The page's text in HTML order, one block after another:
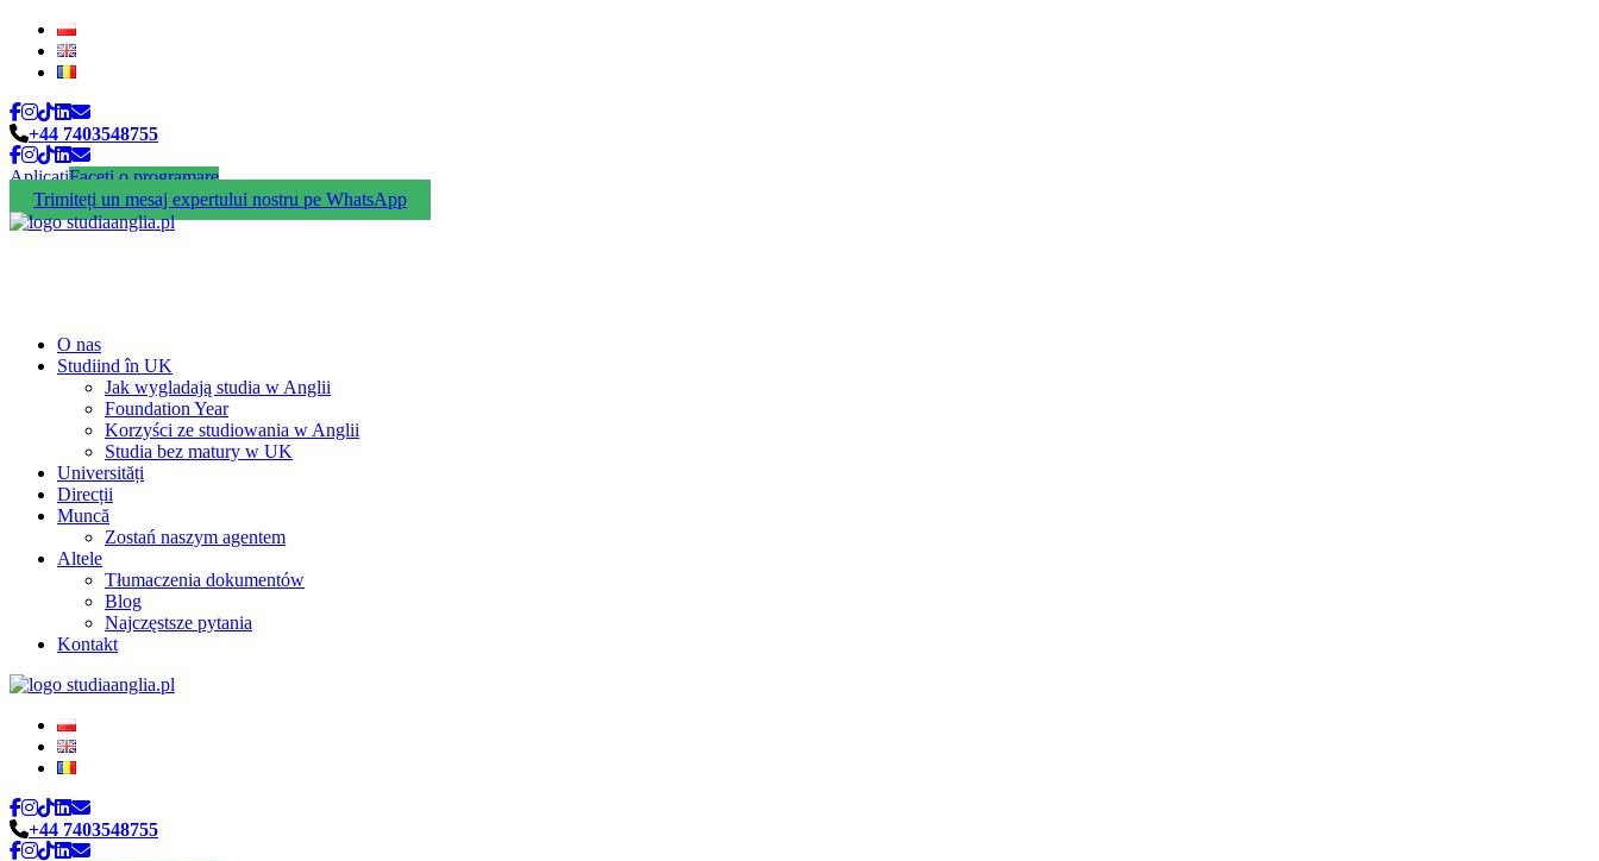
+44 7403548755
AplicațiFaceți o programare
Trimiteți un mesaj expertului nostru pe WhatsApp
O nas
Studiind în UK
Jak wygladają studia w Anglii
Foundation Year
Korzyści ze studiowania w Anglii
Studia bez matury w UK
Universități
Direcții
Muncă
Zostań naszym agentem
Altele
Tłumaczenia dokumentów
Blog
Najczęstsze pytania
Kontakt
+44 7403548755